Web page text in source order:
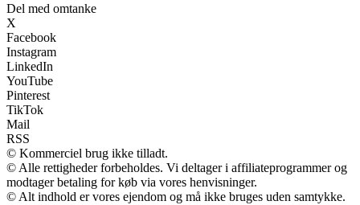
Del med omtanke
X
Facebook
Instagram
LinkedIn
YouTube
Pinterest
TikTok
Mail
RSS
© Kommerciel brug ikke tilladt.
© Alle rettigheder forbeholdes. Vi deltager i affiliateprogrammer og
modtager betaling for køb via vores henvisninger.
© Alt indhold er vores ejendom og må ikke bruges uden samtykke.